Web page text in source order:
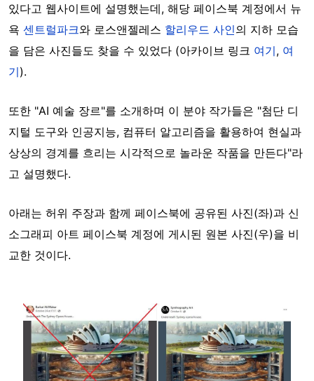
있다고 웹사이트에 설명했는데, 해당 페이스북 계정에서 뉴
욕 센트럴파크와 로스앤젤레스 할리우드 사인의 지하 모습
을 담은 사진들도 찾을 수 있었다 (아카이브 링크 여기, 여
기).
또한 "AI 예술 장르"를 소개하며 이 분야 작가들은 "첨단 디
지털 도구와 인공지능, 컴퓨터 알고리즘을 활용하여 현실과
상상의 경계를 흐리는 시각적으로 놀라운 작품을 만든다"라
고 설명했다.
아래는 허위 주장과 함께 페이스북에 공유된 사진(좌)과 신
소그래피 아트 페이스북 계정에 게시된 원본 사진(우)을 비
교한 것이다.
Image